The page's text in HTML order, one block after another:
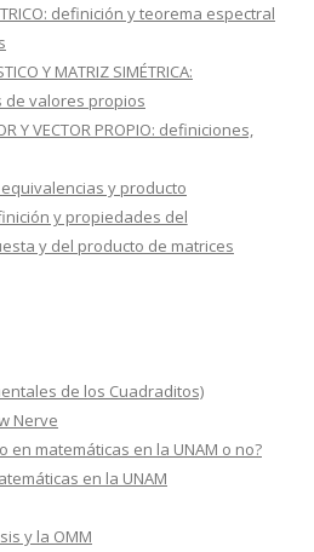
definición y teorema espectral
Y MATRIZ SIMÉTRICA:
valores propios
Y VECTOR PROPIO: definiciones,
equivalencias y producto
y propiedades del
y del producto de matrices
de los Cuadraditos)
Nerve
en matemáticas en la UNAM o no?
en la UNAM
y la OMM